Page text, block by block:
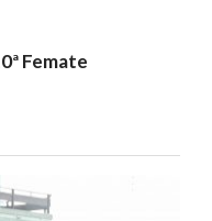
Femate